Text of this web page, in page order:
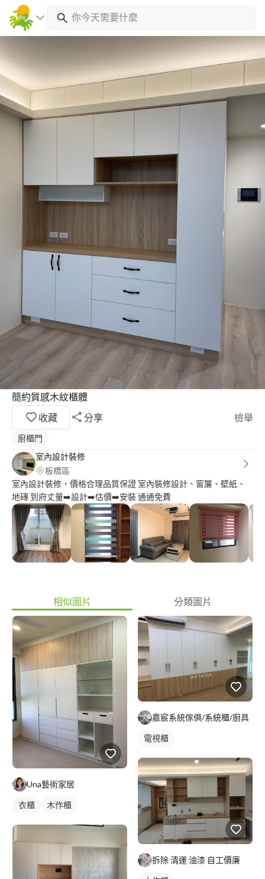
簡約質感木紋櫃體
收藏
分享 檢舉
廚櫃門
室內設計裝修
板橋區
室內設計裝修，價格合理品質保證 室內裝修設計、窗簾、壁紙、
地磚 到府丈量➡️設計➡️估價➡️安裝 通通免費
相似圖片 分類圖片
Una藝術家居
衣櫃 木作櫃
嘉宸系統傢俱/系統櫃/廚具
電視櫃
拆除 清運 油漆 自工價廉